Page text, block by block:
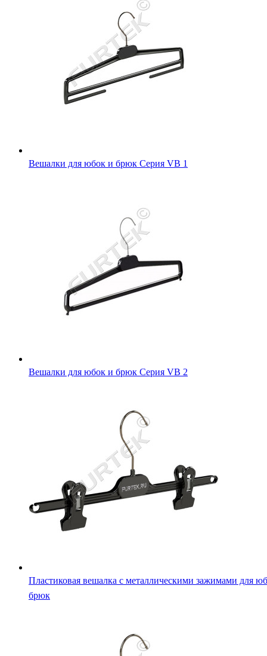
Вешалки для юбок и брюк Серия VB 1
Вешалки для юбок и брюк Серия VB 2
Пластиковая вешалка с металлическими зажимами для
брюк